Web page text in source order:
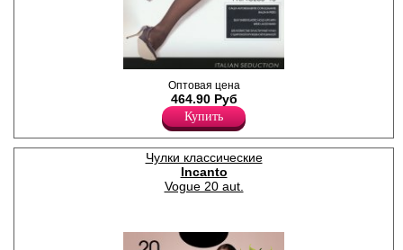
Чулки классические
шелковистые, с широкой
кружевной резинкой на
силиконовой основе (12 см),
сформированная нога,
Плотность 40ден
Лайкра 12%
Полиамид 88%
Оптовая цена
464.90 Руб
Купить
Чулки классические
Incanto
Vogue 20 aut.